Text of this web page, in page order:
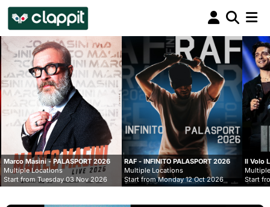
Clappit
biglietteria
2026
Nov 2026
RAF - INFINITO PALASPORT 2026
Multiple Locations
Start from Monday 12 Oct 2026
Il Volo Live nei Palasport
Multiple Locations
Start from Monday 07 Dec